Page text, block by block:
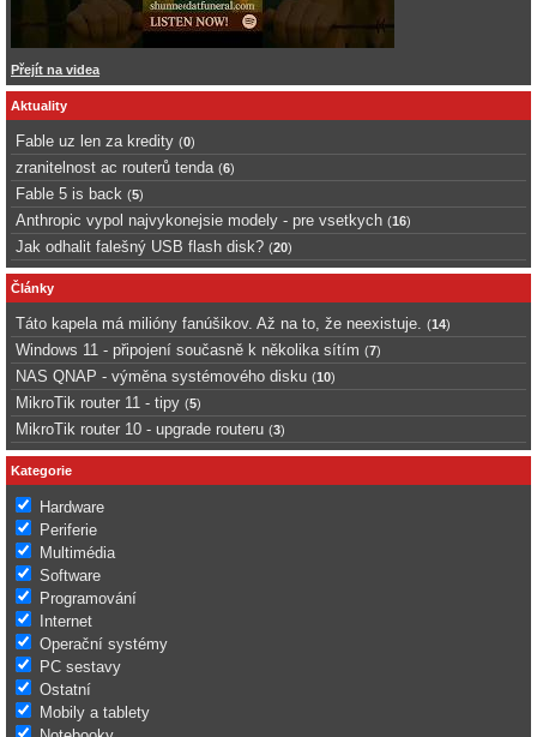
Přejít na videa
Aktuality
Fable uz len za kredity (0)
zranitelnost ac routerů tenda (6)
Fable 5 is back (5)
Anthropic vypol najvykonejsie modely - pre vsetkych (16)
Jak odhalit falešný USB flash disk? (20)
Články
Táto kapela má milióny fanúšikov. Až na to, že neexistuje. (14)
Windows 11 - připojení současně k několika sítím (7)
NAS QNAP - výměna systémového disku (10)
MikroTik router 11 - tipy (5)
MikroTik router 10 - upgrade routeru (3)
Kategorie
Hardware
Periferie
Multimédia
Software
Programování
Internet
Operační systémy
PC sestavy
Ostatní
Mobily a tablety